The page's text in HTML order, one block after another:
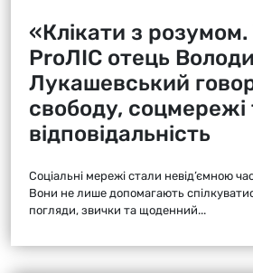
«Клікати з розумом.
ProЛІС отець
Лукашевський
свободу, соцмережі
відповідальність
Соціальні мережі стали невід’ємною
Вони не лише допомагають
погляди, звички та щоденний...